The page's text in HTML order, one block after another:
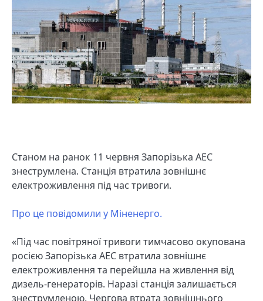
Станом на ранок 11 червня Запорізька АЕС
знеструмлена. Станція втратила зовнішнє
електроживлення під час тривоги.
Про це повідомили у Міненерго.
«Під час повітряної тривоги тимчасово окупована
росією Запорізька АЕС втратила зовнішнє
електроживлення та перейшла на живлення від
дизель-генераторів. Наразі станція залишається
знеструмленою. Чергова втрата зовнішнього